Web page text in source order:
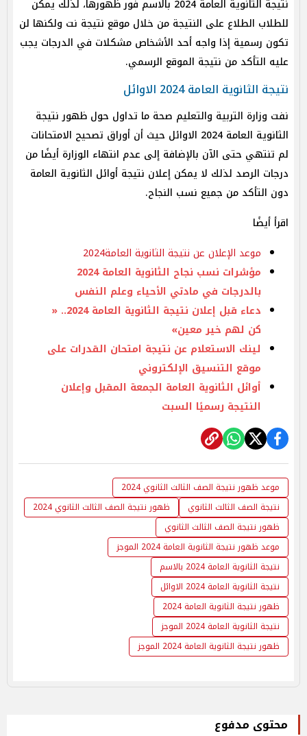
نتيجة الثانوية العامة 2024 بالاسم فور ظهورها، لذلك يمكن
للطلاب الطلاع على النتيجة من خلال موقع نتيجة نت ولكنها لن
تكون رسمية إذا واجه أحد الأشخاص مشكلات في الدرجات يجب
عليه التأكد من نتيجة الموقع الرسمي.
نتيجة الثانوية العامة 2024 الاوائل
نفت وزارة التربية والتعليم صحة ما تداول حول ظهور نتيجة
الثانوية العامة 2024 الاوائل حيث أن أوراق تصحيح الامتحانات
لم تنتهي حتى الآن بالإضافة إلى عدم انتهاء الوزارة أيضًا من
درجات الرصد لذلك لا يمكن إعلان نتيجة أوائل الثانوية العامة
دون التأكد من جميع نسب النجاح.
اقرأ أيضًا
موعد الإعلان عن نتيجة الثانوية العامة2024
مؤشرات نسب نجاح الثانوية العامة 2024
بالدرجات في مادتي الأحياء وعلم النفس
دعاء قبل إعلان نتيجة الثانوية العامة 2024.. «
كن لهم خير معين»
لينك الاستعلام عن نتيجة امتحان القدرات على
موقع التنسيق الإلكتروني
أوائل الثانوية العامة الجمعة المقبل وإعلان
النتيجة رسميًا السبت
موعد ظهور نتيجة الصف الثالث الثانوي 2024
نتيجة الصف الثالث الثانوي
ظهور نتيجة الصف الثالث الثانوي 2024
ظهور نتيجة الصف الثالث الثانوي
موعد ظهور نتيجة الثانوية العامة 2024 الموجز
نتيجة الثانوية العامة 2024 بالاسم
نتيجة الثانوية العامة 2024 الاوائل
ظهور نتيجة الثانوية العامة 2024
نتيجة الثانوية العامة 2024 الموجز
ظهور نتيجة الثانوية العامة 2024 الموجز
محتوى مدفوع